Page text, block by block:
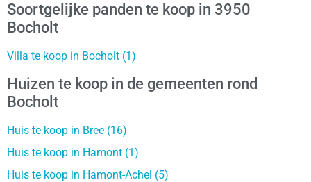
Soortgelijke panden te koop in 3950
Bocholt
Villa te koop in Bocholt (1)
Huizen te koop in de gemeenten rond
Bocholt
Huis te koop in Bree (16)
Huis te koop in Hamont (1)
Huis te koop in Hamont-Achel (5)